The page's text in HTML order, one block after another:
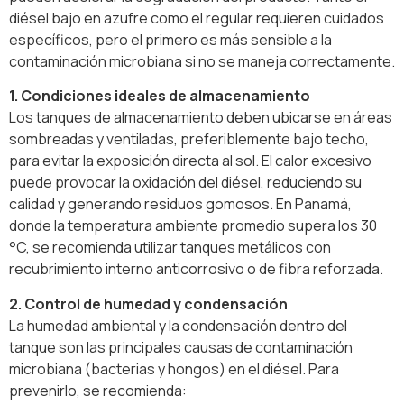
diésel bajo en azufre como el regular requieren cuidados
específicos, pero el primero es más sensible a la
contaminación microbiana si no se maneja correctamente.
1. Condiciones ideales de almacenamiento
Los tanques de almacenamiento deben ubicarse en áreas
sombreadas y ventiladas, preferiblemente bajo techo,
para evitar la exposición directa al sol. El calor excesivo
puede provocar la oxidación del diésel, reduciendo su
calidad y generando residuos gomosos. En Panamá,
donde la temperatura ambiente promedio supera los 30
°C, se recomienda utilizar tanques metálicos con
recubrimiento interno anticorrosivo o de fibra reforzada.
2. Control de humedad y condensación
La humedad ambiental y la condensación dentro del
tanque son las principales causas de contaminación
microbiana (bacterias y hongos) en el diésel. Para
prevenirlo, se recomienda: